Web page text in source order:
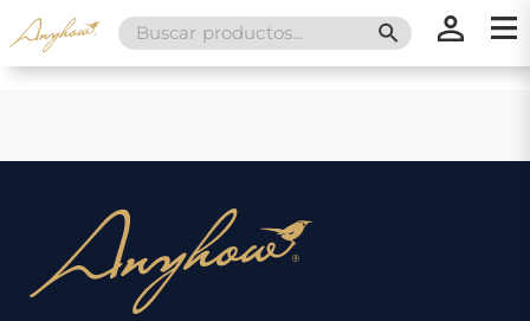
Search
for:
SEARCH
Nosotros
Catálogo